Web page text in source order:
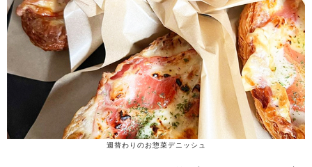
週替わりのお惣菜デニッシュ